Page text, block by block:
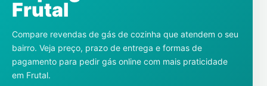
Notícias
Cadastre-se
Gás
Frutal
Compare revendas de gás de cozinha que atendem o seu
bairro. Veja preço, prazo de entrega e formas de
pagamento para pedir gás online com mais praticidade
em Frutal.